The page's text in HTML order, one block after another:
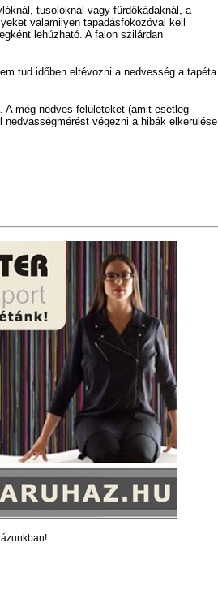
tusolóknál vagy fürdőkádaknál, a
valamilyen tapadásfokozóval kell
lehúzható. A falon szilárdan
tud időben eltévozni a nedvesség a tapéta
még nedves felületeket (amit esetleg
végezni a hibák elkerülése